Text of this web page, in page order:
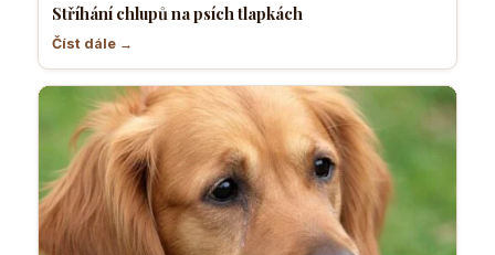
Stříhání chlupů na psích tlapkách
Číst dále →